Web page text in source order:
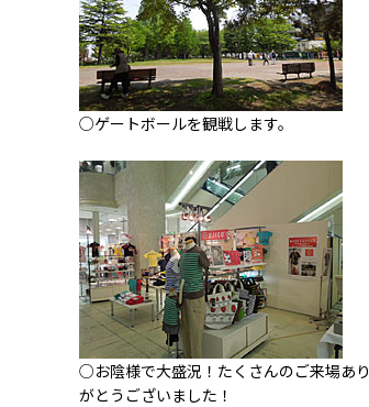
○ゲートボールを観戦します。
○お陰様で大盛況！たくさんのご来場あり
がとうございました！